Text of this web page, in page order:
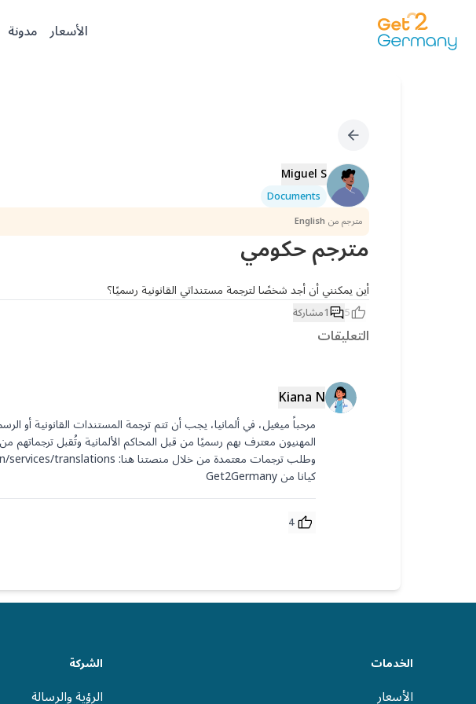
الأسعار مدونة
Miguel S
Documents
مترجم من English
مترجم حكومي
أين يمكنني أن أجد شخصًا لترجمة مستنداتي القانونية رسميًا؟
5
1مشاركة
التعليقات
Kiana N
كيانا من Get2Germany
4
الخدمات
الأسعار
الشركة
الرؤية والرسالة